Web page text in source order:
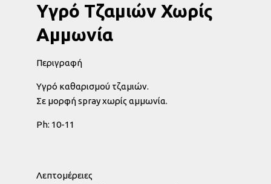
Υγρό Τζαμιών Χωρίς
Αμμωνία
Περιγραφή
Υγρό καθαρισμού τζαμιών.
Σε μορφή spray χωρίς αμμωνία.
Ph: 10-11
Λεπτομέρειες